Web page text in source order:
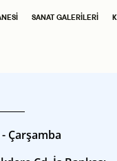
SANAT GALERILERI
Çarşamba